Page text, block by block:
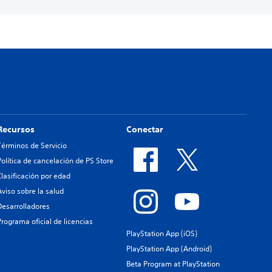
de Servicio
de cancelación de PS Store
por edad
sobre la salud
oficial de licencias
Conectar
PlayStation App (iOS)
PlayStation App (Android)
Beta Program at PlayStation